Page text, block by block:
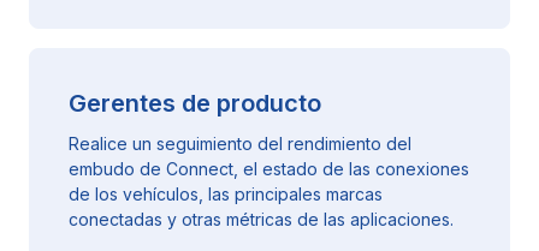
Gerentes de producto
Realice un seguimiento del rendimiento del
embudo de Connect, el estado de las conexiones
de los vehículos, las principales marcas
conectadas y otras métricas de las aplicaciones.